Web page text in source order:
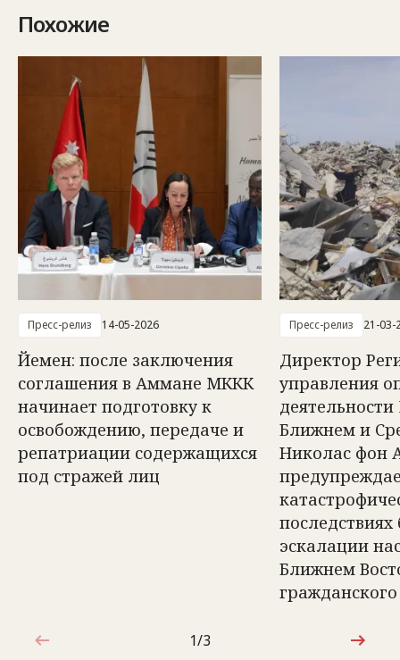
Похожие
Пресс-релиз 14-05-2026
Йемен: после заключения
соглашения в Аммане МККК
начинает подготовку к
освобождению, передаче и
репатриации содержащихся
под стражей лиц
Пресс-релиз 21-03-
Директор
управления
Ближнем и
Николас фон
эскалации
Ближнем
1 из 3
1/3